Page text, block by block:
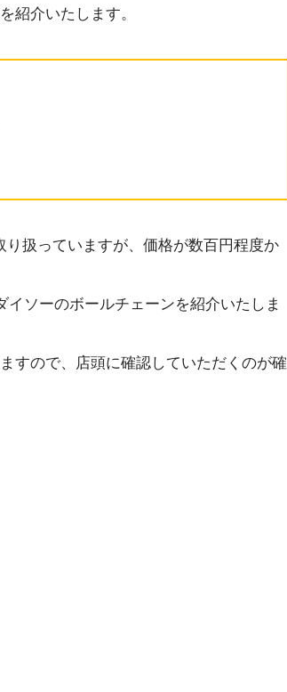
紹介いたします。
扱っていますが、価格が数百円程度か
ソーのボールチェーンを紹介いたしま
すので、店頭に確認していただくのが確